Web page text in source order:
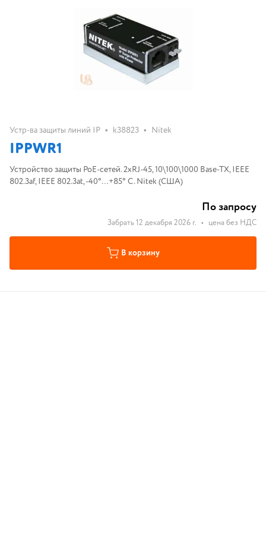
Устр-ва защиты линий IP • k38823 • Nitek
IPPWR1
Устройство защиты PoE-сетей. 2хRJ-45, 10\100\1000 Base-TX, IEEE
802.3af, IEEE 802.3at, -40°…+85° C. Nitek (США)
По запросу
Забрать 12 декабря 2026 г. • цена без НДС
В корзину